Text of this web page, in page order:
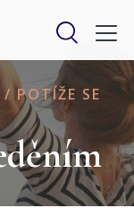
/ POTÍŽE SE